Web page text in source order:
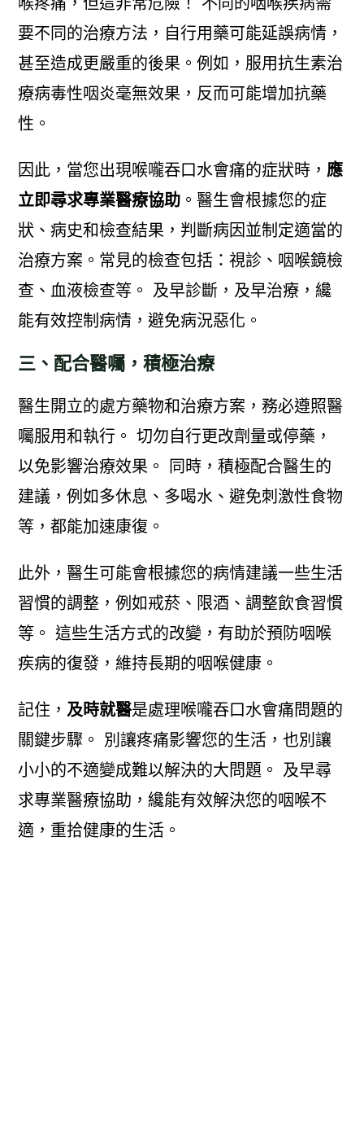
要不同的治療方法，自行用藥可能延誤病情，
甚至造成更嚴重的後果。例如，服用抗生素治
療病毒性咽炎毫無效果，反而可能增加抗藥
性。
因此，當您出現喉嚨吞口水會痛的症狀時， 應
立即尋求專業醫療協助。醫生會根據您的症
狀、病史和檢查結果，判斷病因並制定適當的
治療方案。常見的檢查包括：視診、咽喉鏡檢
查、血液檢查等。 及早診斷，及早治療，纔
能有效控制病情，避免病況惡化。
三、配合醫囑，積極治療
醫生開立的處方藥物和治療方案，務必遵照醫
囑服用和執行。 切勿自行更改劑量或停藥，
以免影響治療效果。 同時，積極配合醫生的
建議，例如多休息、多喝水、避免刺激性食物
等，都能加速康復。
此外，醫生可能會根據您的病情建議一些生活
習慣的調整，例如戒菸、限酒、調整飲食習慣
等。 這些生活方式的改變，有助於預防咽喉
疾病的復發，維持長期的咽喉健康。
記住， 及時就醫是處理喉嚨吞口水會痛問題的
關鍵步驟。 別讓疼痛影響您的生活，也別讓
小小的不適變成難以解決的大問題。 及早尋
求專業醫療協助，纔能有效解決您的咽喉不
適，重拾健康的生活。